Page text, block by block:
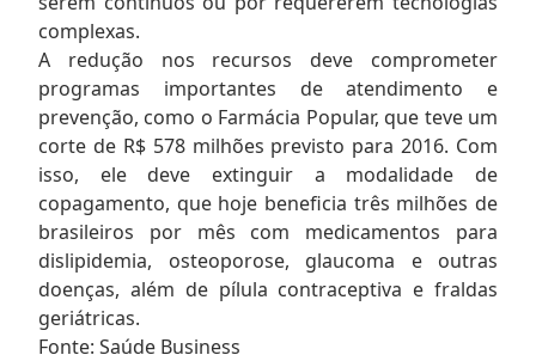
complexas.
A redução nos recursos deve comprometer
programas importantes de atendimento e
prevenção, como o Farmácia Popular, que teve um
corte de R$ 578 milhões previsto para 2016. Com
isso, ele deve extinguir a modalidade de
copagamento, que hoje beneficia três milhões de
brasileiros por mês com medicamentos para
dislipidemia, osteoporose, glaucoma e outras
doenças, além de pílula contraceptiva e fraldas
geriátricas.
Fonte: Saúde Business